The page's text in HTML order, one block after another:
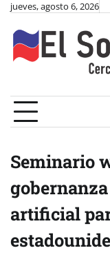
Skip
content
jueves, agosto 6, 2026
Seminario
artificial